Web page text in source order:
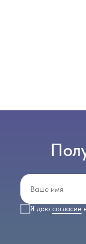
Я даю согласие